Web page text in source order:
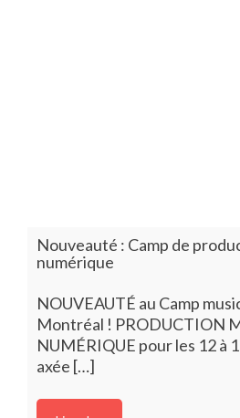
Nouveauté : Camp de
numérique
NOUVEAUTÉ au Camp
Montréal ! PRODUCTION
NUMÉRIQUE pour les 12 à
axée […]